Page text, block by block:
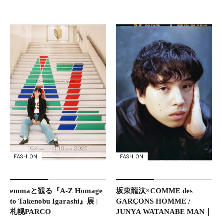
FASHION
emmaと観る『A-Z Homage
to Takenobu Igarashi』展 |
札幌PARCO
FASHION
坂東龍汰×COMME des
GARÇONS HOMME /
JUNYA WATANABE MAN｜